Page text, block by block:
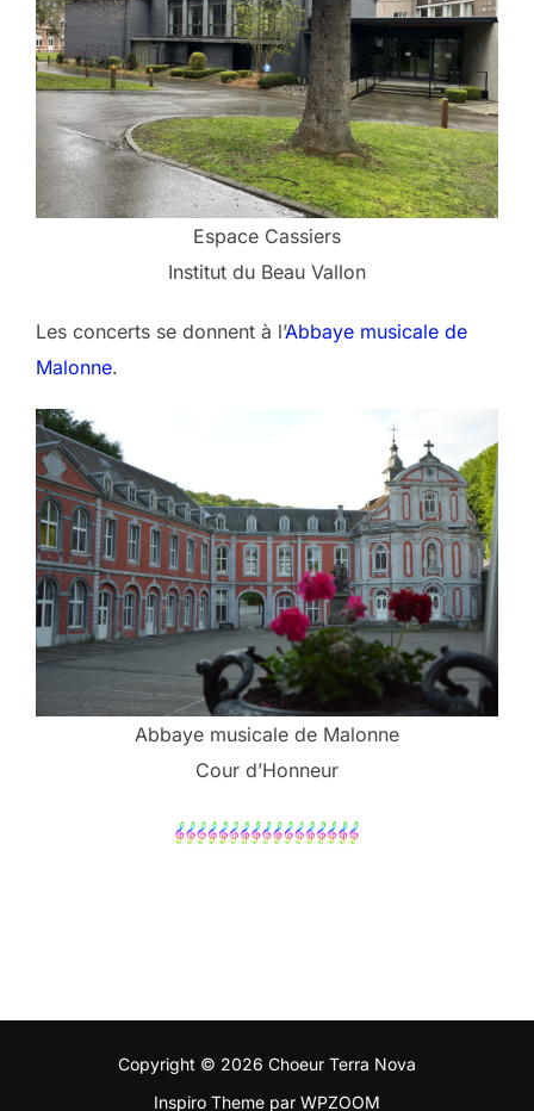
Espace Cassiers
Institut du Beau Vallon
Les concerts se donnent à l’Abbaye musicale de
Malonne.
Abbaye musicale de Malonne
Cour d’Honneur
Copyright © 2026 Choeur Terra Nova
Inspiro Theme par WPZOOM